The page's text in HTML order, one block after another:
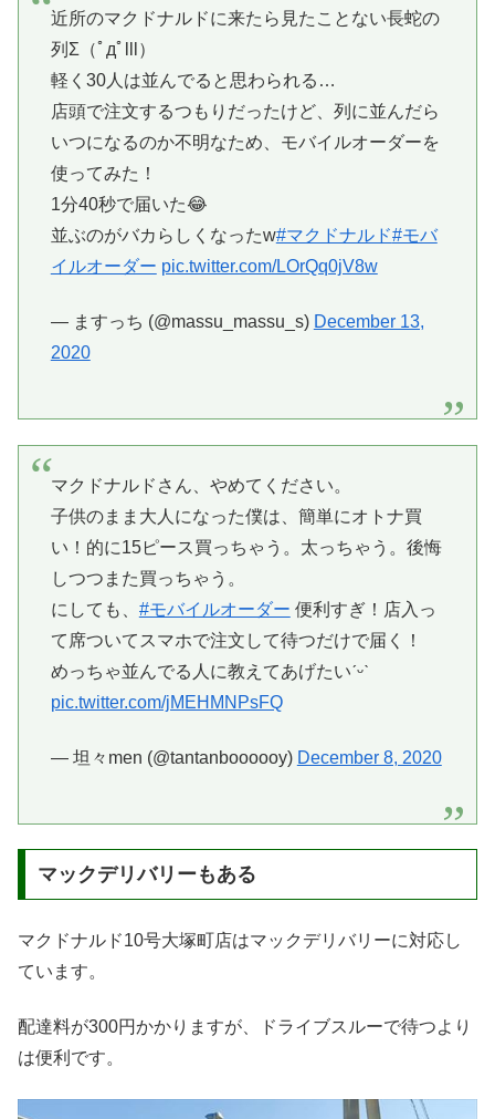
近所のマクドナルドに来たら見たことない長蛇の
列Σ（ﾟдﾟlll）
軽く30人は並んでると思わられる…
店頭で注文するつもりだったけど、列に並んだら
いつになるのか不明なため、モバイルオーダーを
使ってみた！
1分40秒で届いた😂
並ぶのがバカらしくなったw#マクドナルド#モバ
イルオーダー pic.twitter.com/LOrQq0jV8w
— ますっち (@massu_massu_s) December 13,
2020
マクドナルドさん、やめてください。
子供のまま大人になった僕は、簡単にオトナ買
い！的に15ピース買っちゃう。太っちゃう。後悔
しつつまた買っちゃう。
にしても、 #モバイルオーダー 便利すぎ！店入っ
て席ついてスマホで注文して待つだけで届く！
めっちゃ並んでる人に教えてあげたいˊᵕˋ
pic.twitter.com/jMEHMNPsFQ
— 坦々men (@tantanboooooy) December 8, 2020
マックデリバリーもある
マクドナルド10号大塚町店はマックデリバリーに対応し
ています。
配達料が300円かかりますが、ドライブスルーで待つより
は便利です。